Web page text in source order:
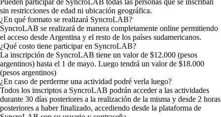
Pueden participar de SyncroLAB todas las personas que se inscriban
sin restricciones de edad ni ubicación geográfica.
¿En qué formato se realizará SyncroLAB?
SyncroLAB se realizará de manera completamente online permitiendo
el acceso desde Argentina y el resto de los países sudamericanos.
¿Qué costo tiene participar en SyncroLAB?
La inscripción de SyncroLAB tiene un valor de $12.000 (pesos
argentinos) hasta el 1 de mayo. Luego tendrá un valor de $18.000
(pesos argentinos)
¿En caso de perderme una actividad podré verla luego?
Todos los inscriptos a SyncroLAB podrán acceder a las actividades
durante 30 días posteriores a la realización de la misma y desde 2 horas
posteriores a haber finalizado, accediendo desde la plataforma de